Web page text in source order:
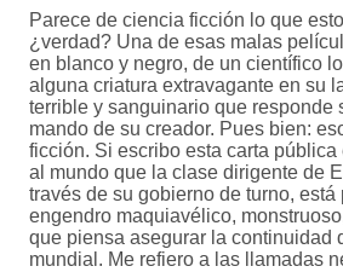
Parece de ciencia ficción lo que
¿verdad? Una de esas malas
en blanco y negro, de un científico
alguna criatura extravagante en su
terrible y sanguinario que responde
mando de su creador. Pues bien:
ficción. Si escribo esta carta
al mundo que la clase dirigente de
través de su gobierno de turno, está
engendro maquiavélico,
que piensa asegurar la continuidad
mundial. Me refiero a las llamadas